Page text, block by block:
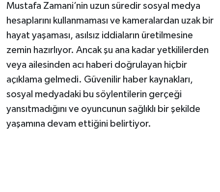
Mustafa Zamani’nin uzun süredir sosyal medya
hesaplarını kullanmaması ve kameralardan uzak bir
hayat yaşaması, asılsız iddiaların üretilmesine
zemin hazırlıyor. Ancak şu ana kadar yetkililerden
veya ailesinden acı haberi doğrulayan hiçbir
açıklama gelmedi. Güvenilir haber kaynakları,
sosyal medyadaki bu söylentilerin gerçeği
yansıtmadığını ve oyuncunun sağlıklı bir şekilde
yaşamına devam ettiğini belirtiyor.